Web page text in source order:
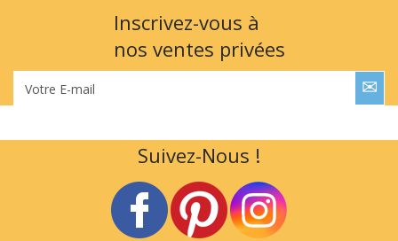
Inscrivez-vous à
nos ventes privées
Votre E-mail
Suivez-Nous !